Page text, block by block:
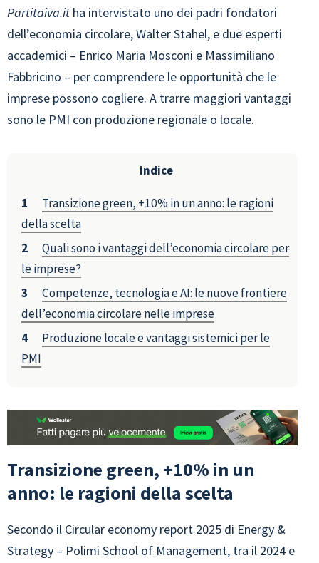
Partitaiva.it ha intervistato uno dei padri fondatori
dell’economia circolare, Walter Stahel, e due esperti
accademici – Enrico Maria Mosconi e Massimiliano
Fabbricino – per comprendere le opportunità che le
imprese possono cogliere. A trarre maggiori vantaggi
sono le PMI con produzione regionale o locale.
Indice
Transizione green, +10% in un anno: le ragioni
della scelta
Quali sono i vantaggi dell’economia circolare per
le imprese?
Competenze, tecnologia e AI: le nuove frontiere
dell’economia circolare nelle imprese
Produzione locale e vantaggi sistemici per le
PMI
Transizione green, +10% in un
anno: le ragioni della scelta
Secondo il Circular economy report 2025 di Energy &
Strategy – Polimi School of Management, tra il 2024 e